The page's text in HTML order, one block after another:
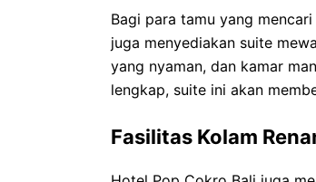
Bagi para tamu yang
juga menyediakan suite
yang nyaman, dan kamar
lengkap, suite ini akan
Fasilitas Kolam